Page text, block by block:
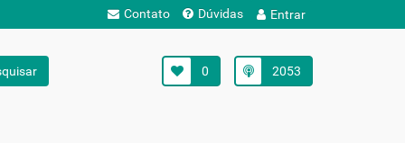
Contato Dúvidas Entrar
2053
0